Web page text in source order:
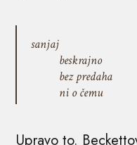
sanjaj
beskrajno
bez predaha
ni o čemu
Upravo to.